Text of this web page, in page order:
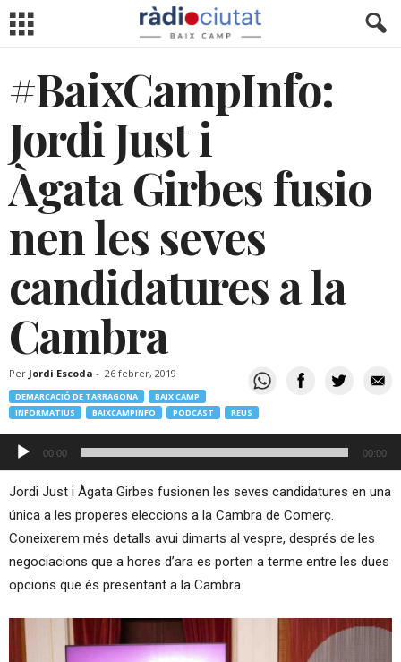
#BaixCampInfo:
Jordi Just i
Àgata Girbes fusio
nen les seves
candidatures a la
Cambra
Per Jordi Escoda - 26 febrer, 2019
DEMARCACIÓ DE TARRAGONA
BAIX CAMP
INFORMATIUS
BAIXCAMPINFO PODCAST REUS
Reproductor
d'àudio
00:00 00:00
Jordi Just i Àgata Girbes fusionen les seves candidatures en una
única a les properes eleccions a la Cambra de Comerç.
Coneixerem més detalls avui dimarts al vespre, després de les
negociacions que a hores d’ara es porten a terme entre les dues
opcions que és presentant a la Cambra.